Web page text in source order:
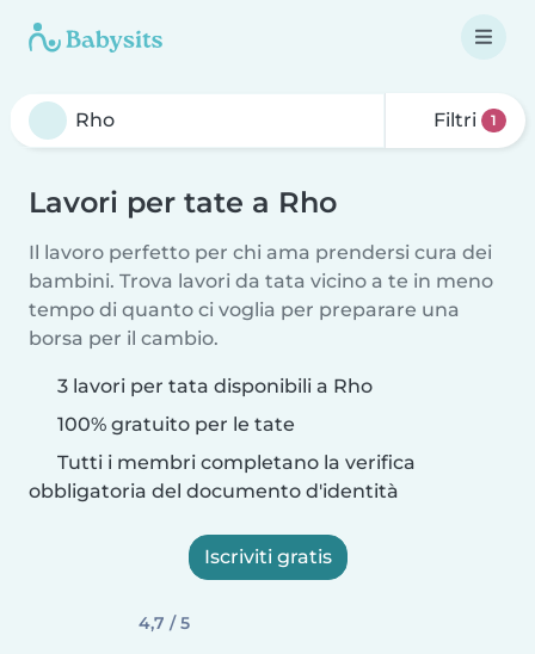
Filtri 1
Lavori per tate a Rho
Il lavoro perfetto per chi ama prendersi cura dei
bambini. Trova lavori da tata vicino a te in meno
tempo di quanto ci voglia per preparare una
borsa per il cambio.
3 lavori per tata disponibili a Rho
100% gratuito per le tate
Tutti i membri completano la verifica
obbligatoria del documento d'identità
Iscriviti gratis
4,7 / 5